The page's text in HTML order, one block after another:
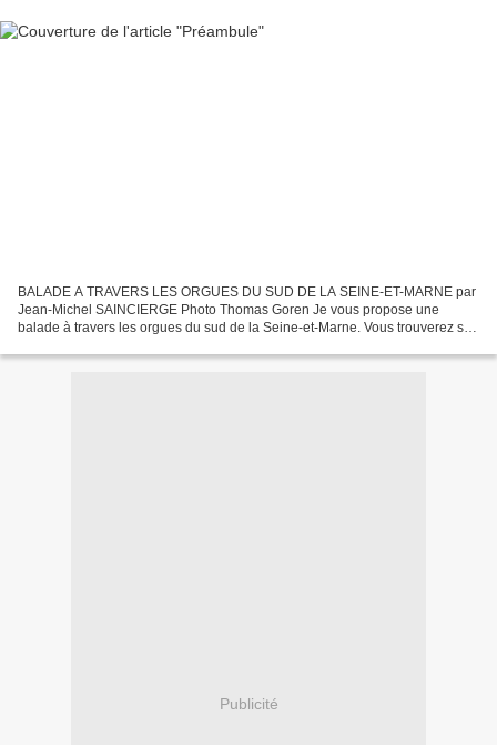
BALADE A TRAVERS LES ORGUES DU SUD DE LA SEINE-ET-MARNE par
Jean-Michel SAINCIERGE Photo Thomas Goren Je vous propose une
balade à travers les orgues du sud de la Seine-et-Marne. Vous trouverez sur
Publicité